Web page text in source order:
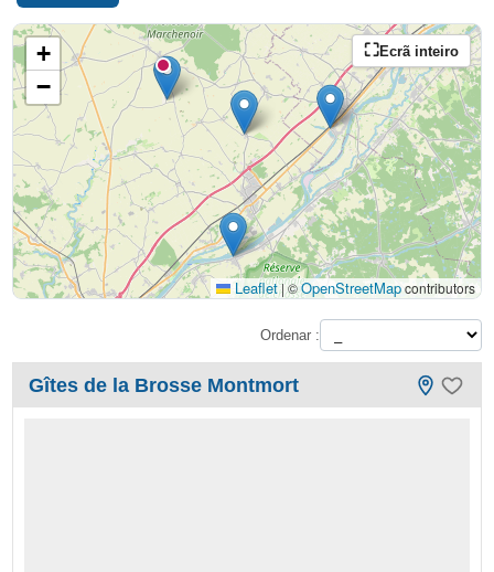
Ecrã inteiro
+
−
Leaflet|©OpenStreetMapcontributors
Ordenar :
Gîtes de la Brosse Montmort